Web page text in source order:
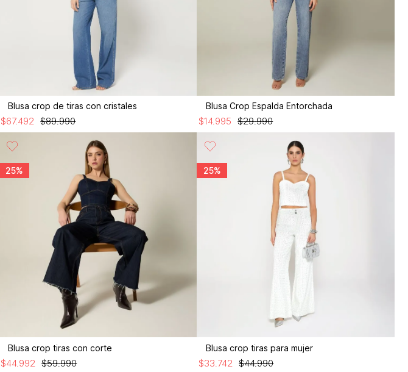
Blusa crop de tiras con cristales
$89.990
$67.492
Blusa Crop Espalda Entorchada
$29.990
$14.995
25%
Blusa crop tiras con corte
$59.990
$44.992
25%
Blusa crop tiras para mujer
$44.990
$33.742